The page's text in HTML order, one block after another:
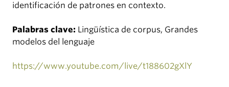
identificación de patrones en contexto.
Palabras clave: Lingüística de corpus, Grandes
modelos del lenguaje
https://www.youtube.com/live/t188602gXlY